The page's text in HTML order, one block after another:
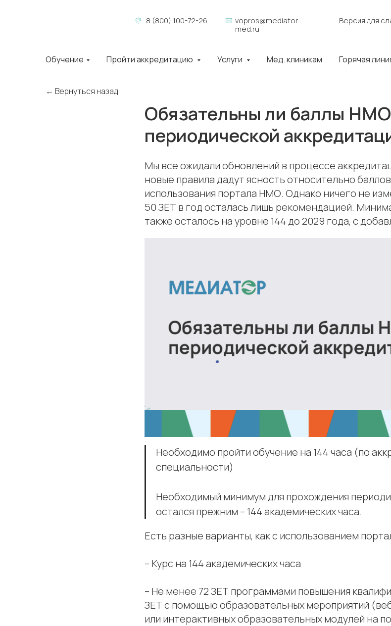
8 (800) 100-72-26
vopros@mediator-
med.ru
Версия для
Обучение Пройти аккредитацию Услуги Мед. клиникам Горячая
← Вернуться назад
Обязательны ли баллы
периодической
Мы все ожидали обновлений в процессе
новые правила дадут ясность относительно
использования портала НМО. Однако ничего не
50 ЗЕТ в год осталась лишь рекомендацией.
также осталось на уровне 144 до 2029 года, с
Необходимо пройти обучение на 144 часа (по
специальности)
Необходимый минимум для прохождения
остался прежним – 144 академических часа.
Есть разные варианты, как с использованием
– Курс на 144 академических часа
– Не менее 72 ЗЕТ программами повышения
ЗЕТ с помощью образовательных мероприятий
или интерактивных образовательных модулей на